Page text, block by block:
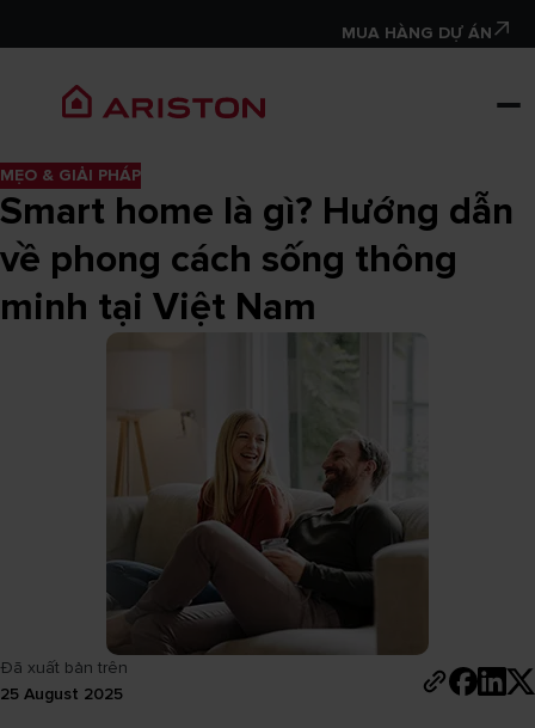
MUA HÀNG DỰ ÁN
MẸO & GIẢI PHÁP
Smart home là gì? Hướng dẫn
về phong cách sống thông
minh tại Việt Nam
Đã xuất bản trên
25 August 2025